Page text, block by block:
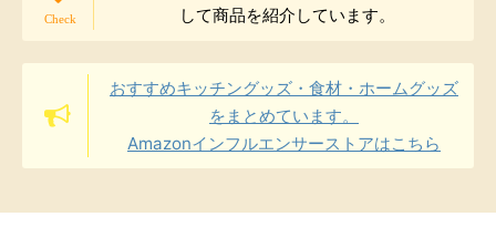
して商品を紹介しています。
おすすめキッチングッズ・食材・ホームグッズ
をまとめています。
Amazonインフルエンサーストアはこちら